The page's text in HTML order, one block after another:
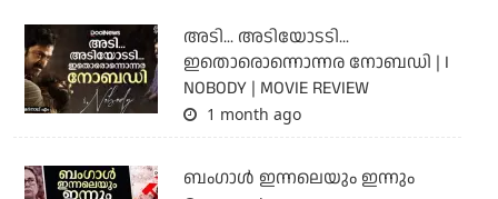
അടി... അടിയോടടി...
ഇതൊരൊന്നൊന്നര നോബഡി | I
NOBODY | MOVIE REVIEW
1 month ago
ബംഗാള്‍ ഇന്നലെയും ഇന്നും